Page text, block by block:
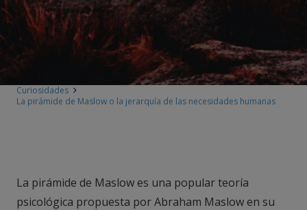
Curiosidades
La pirámide de Maslow o la jerarquía de las necesidades humanas
La pirámide de Maslow es una popular teoría
psicológica propuesta por Abraham Maslow en su